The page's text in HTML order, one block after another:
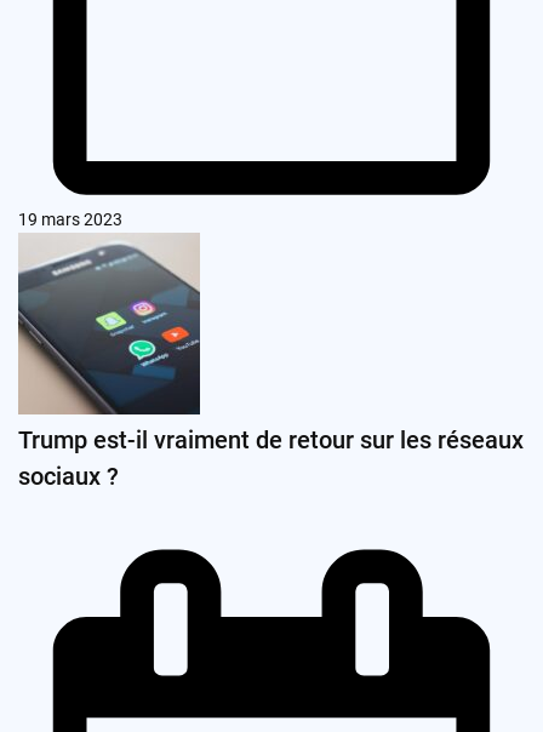
19 mars 2023
Trump est-il vraiment de retour sur les réseaux
sociaux ?